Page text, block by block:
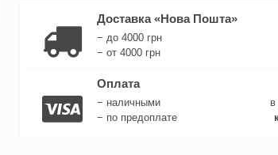
Доставка «Нова Пошта»
− до 4000 грн
− от 4000 грн
Оплата
− наличными
− по предоплате